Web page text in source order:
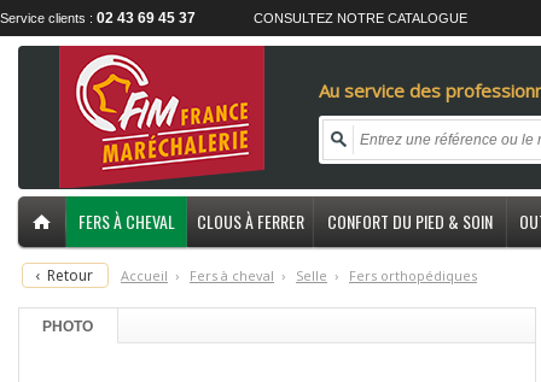
Service clients : 02 43 69 45 37 CONSULTEZ NOTRE CATALOGUE
Au service des
FERS À CHEVAL CLOUS À FERRER CONFORT DU PIED & SOIN
‹ Retour Accueil › Fers à cheval › Selle › Fers orthopédiques
PHOTO